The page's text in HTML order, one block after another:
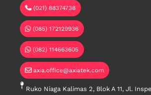
(021) 88374738
(085) 172129936
(082) 114663605
axia.office@axiatek.com
Ruko Niaga Kalimas 2, Blok A 11, Jl.